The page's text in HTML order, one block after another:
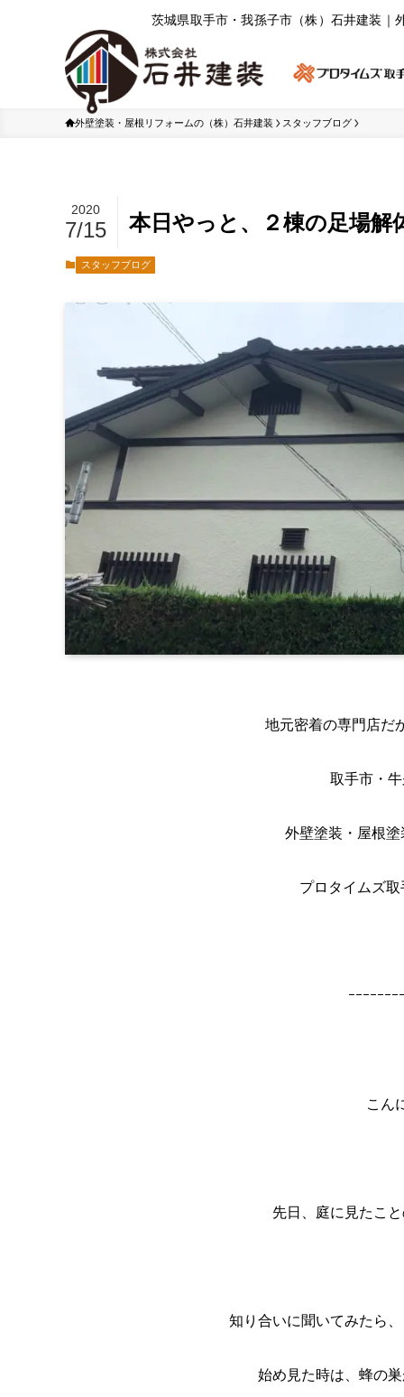
茨城県取⼿市・我孫⼦市（株）⽯井建装｜
外壁塗装・屋根リフォームの（株）石井建装 スタッフブログ
本日やっと、２棟の足場解
2020
7/15
スタッフブログ
地元密着の専門店だ
取手市・
外壁塗装・屋根
プロタイムズ
ｰｰｰｰｰｰｰ
こん
先日、庭に見たこ
知り合いに聞いてみたら
始め見た時は、蜂の